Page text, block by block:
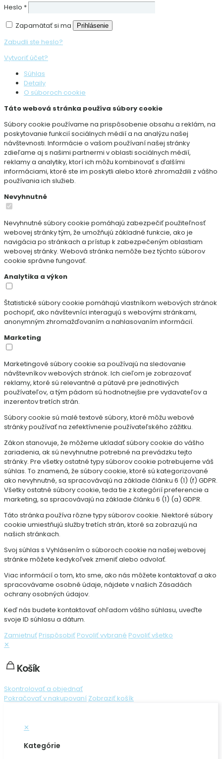
Heslo *
Zapamätať si ma
Prihlásenie
Zabudli ste heslo?
Vytvoriť účet?
Súhlas
Detaily
O súboroch cookie
Táto webová stránka používa súbory cookie
Súbory cookie používame na prispôsobenie obsahu a reklám, na
poskytovanie funkcií sociálnych médií a na analýzu našej
návštevnosti. Informácie o vašom používaní našej stránky
zdieľame aj s našimi partnermi v oblasti sociálnych médií,
reklamy a analytiky, ktorí ich môžu kombinovať s ďalšími
informáciami, ktoré ste im poskytli alebo ktoré zhromaždili z vášho
používania ich služieb.
Nevyhnutné
Nevyhnutné súbory cookie pomáhajú zabezpečiť použiteľnosť
webovej stránky tým, že umožňujú základné funkcie, ako je
navigácia po stránkach a prístup k zabezpečeným oblastiam
webovej stránky. Webová stránka nemôže bez týchto súborov
cookie správne fungovať.
Analytika a výkon
Štatistické súbory cookie pomáhajú vlastníkom webových stránok
pochopiť, ako návštevníci interagujú s webovými stránkami,
anonymným zhromažďovaním a nahlasovaním informácií.
Marketing
Marketingové súbory cookie sa používajú na sledovanie
návštevníkov webových stránok. Ich cieľom je zobrazovať
reklamy, ktoré sú relevantné a pútavé pre jednotlivých
používateľov, a tým pádom sú hodnotnejšie pre vydavateľov a
inzerentov tretích strán.
Súbory cookie sú malé textové súbory, ktoré môžu webové
stránky používať na zefektívnenie používateľského zážitku.
Zákon stanovuje, že môžeme ukladať súbory cookie do vášho
zariadenia, ak sú nevyhnutne potrebné na prevádzku tejto
stránky. Pre všetky ostatné typy súborov cookie potrebujeme váš
súhlas. To znamená, že súbory cookie, ktoré sú kategorizované
ako nevyhnutné, sa spracovávajú na základe článku 6 (1) (f) GDPR.
Všetky ostatné súbory cookie, teda tie z kategórií preferencie a
marketing, sa spracovávajú na základe článku 6 (1) (a) GDPR.
Táto stránka používa rôzne typy súborov cookie. Niektoré súbory
cookie umiestňujú služby tretích strán, ktoré sa zobrazujú na
našich stránkach.
Svoj súhlas s Vyhlásením o súboroch cookie na našej webovej
stránke môžete kedykoľvek zmeniť alebo odvolať.
Viac informácií o tom, kto sme, ako nás môžete kontaktovať a ako
spracovávame osobné údaje, nájdete v našich Zásadách
ochrany osobných údajov.
Keď nás budete kontaktovať ohľadom vášho súhlasu, uveďte
svoje ID súhlasu a dátum.
Zamietnuť Prispôsobiť Povoliť vybrané Povoliť všetko
✕
Košík
Skontrolovať a objednať
Pokračovať v nakupovaní Zobraziť košík
✕
Kategórie